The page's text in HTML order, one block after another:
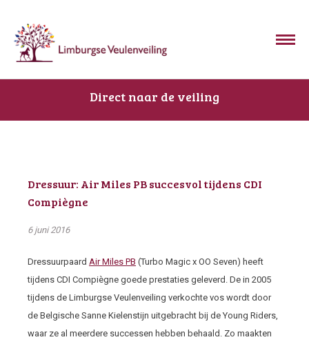
Direct naar de veiling
Dressuur: Air Miles PB succesvol tijdens CDI
Compiègne
6 juni 2016
Dressuurpaard Air Miles PB (Turbo Magic x OO Seven) heeft
tijdens CDI Compiègne goede prestaties geleverd. De in 2005
tijdens de Limburgse Veulenveiling verkochte vos wordt door
de Belgische Sanne Kielenstijn uitgebracht bij de Young Riders,
waar ze al meerdere successen hebben behaald. Zo maakten